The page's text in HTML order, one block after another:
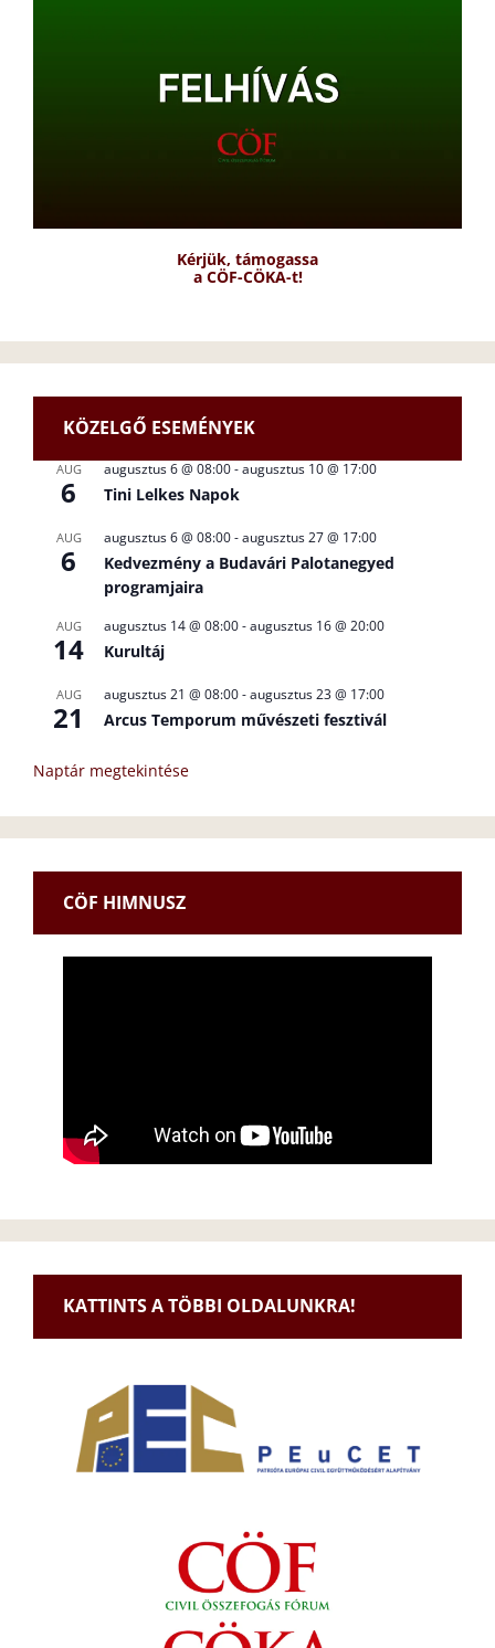
Kérjük, támogassa
a CÖF-CÖKA-t!
KÖZELGŐ ESEMÉNYEK
AUG
6
augusztus 6 @ 08:00-augusztus 10 @ 17:00
Tini Lelkes Napok
AUG
6
augusztus 6 @ 08:00-augusztus 27 @ 17:00
Kedvezmény a Budavári Palotanegyed
programjaira
AUG
14
augusztus 14 @ 08:00-augusztus 16 @ 20:00
Kurultáj
AUG
21
augusztus 21 @ 08:00-augusztus 23 @ 17:00
Arcus Temporum művészeti fesztivál
Naptár megtekintése
CÖF HIMNUSZ
KATTINTS A TÖBBI OLDALUNKRA!